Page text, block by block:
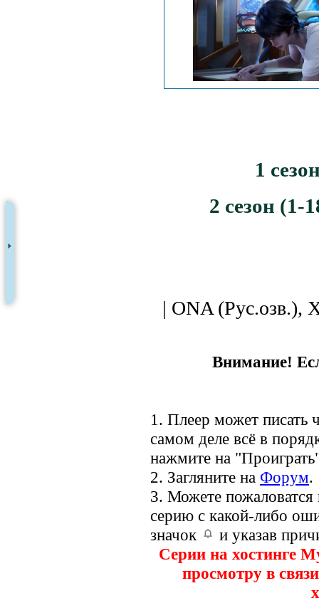
1
2 сезон (1-
| ONA (Рус.озв.),
Внимание!
1. Плеер может писать
самом деле всё в
нажмите на
2. Загляните на Форум.
3. Можете
серию с какой-либо
значок
и указав
Серии на хостинге
просмотру в